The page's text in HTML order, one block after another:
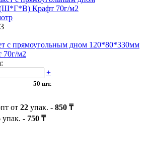
с прямоугольным дном 120*80*330мм
м2
+
50 шт.
от 22 упак. - 850 ₸
упак. - 750 ₸